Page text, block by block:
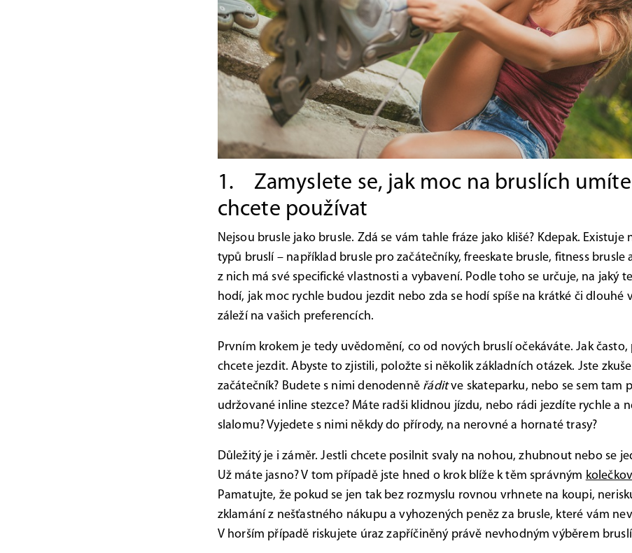
1. Zamyslete se, jak moc na bruslích
chcete používat
Nejsou brusle jako brusle. Zdá se vám tahle fráze jako klišé? Kdepak. Existuje
typů bruslí – například brusle pro začátečníky, freeskate brusle, fitness brusle
z nich má své specifické vlastnosti a vybavení. Podle toho se určuje, na jaký
hodí, jak moc rychle budou jezdit nebo zda se hodí spíše na krátké či dlouhé
záleží na vašich preferencích.
Prvním krokem je tedy uvědomění, co od nových bruslí očekáváte. Jak často,
chcete jezdit. Abyste to zjistili, položte si několik základních otázek. Jste
začátečník? Budete s nimi denodenně řáditve skateparku, nebo se sem tam
udržované inline stezce? Máte radši klidnou jízdu, nebo rádi jezdíte rychle a
slalomu? Vyjedete s nimi někdy do přírody, na nerovné a hornaté trasy?
Důležitý je i záměr. Jestli chcete posilnit svaly na nohou, zhubnout nebo se
Už máte jasno? V tom případě jste hned o krok blíže k těm správným
Pamatujte, že pokud se jen tak bez rozmyslu rovnou vrhnete na koupi,
zklamání z nešťastného nákupu a vyhozených peněz za brusle, které vám
V horším případě riskujete úraz zapříčiněný právě nevhodným výběrem